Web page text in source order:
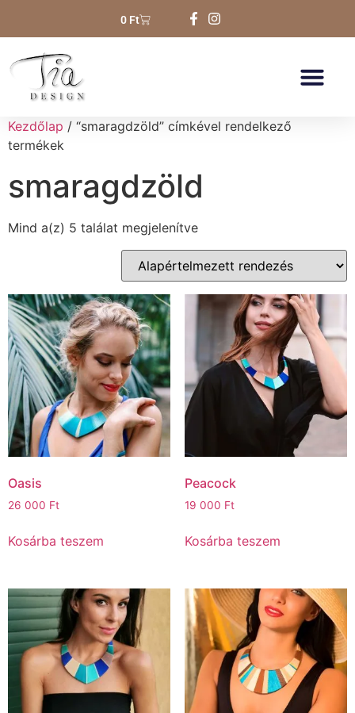
0 Ft
Kezdőlap / “smaragdzöld” címkével rendelkező
termékek
smaragdzöld
Mind a(z) 5 találat megjelenítve
Oasis
26 000 Ft
Kosárba teszem
Peacock
19 000 Ft
Kosárba teszem